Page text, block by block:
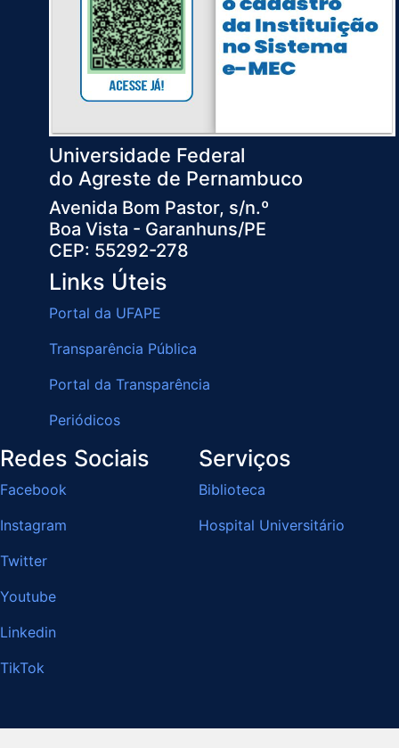
Universidade Federal
do Agreste de Pernambuco
Avenida Bom Pastor, s/n.º
Boa Vista - Garanhuns/PE
CEP: 55292-278
Links Úteis
Portal da UFAPE
Transparência Pública
Portal da Transparência
Periódicos
Redes Sociais
Facebook
Instagram
Twitter
Youtube
Linkedin
TikTok
Serviços
Biblioteca
Hospital Universitário